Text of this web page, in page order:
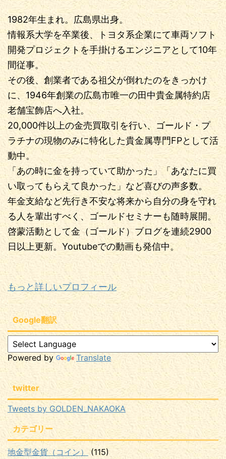
1982年生まれ。広島県出身。
情報系大学を卒業後、トヨタ系企業にて車両ソフト
開発プロジェクトを手掛けるエンジニアとして10年
間従事。
その後、創業者である祖父が倒れたのをきっかけ
に、1946年創業の広島市唯一の田中貴金属特約店
老舗宝飾店へ入社。
20,000件以上の金売買取引を行い、ゴールド・プ
ラチナの現物のみに特化した貴金属専門FPとして活
動中。
「あの時に金を持っていて助かった」「あなたに買
い取ってもらえて良かった」など喜びの声多数。
年金支給など先行き不安な将来から自分の身を守れ
る人を輩出すべく、ゴールドセミナーも随時展開。
啓蒙活動として金（ゴールド）ブログを連続2900
日以上更新。Youtubeでの動画も発信中。
もっと詳しいプロフィール
Google翻訳
Powered by Translate
twitter
Tweets by GOLDEN_NAKAOKA
カテゴリー
地金型金貨（コイン） (115)